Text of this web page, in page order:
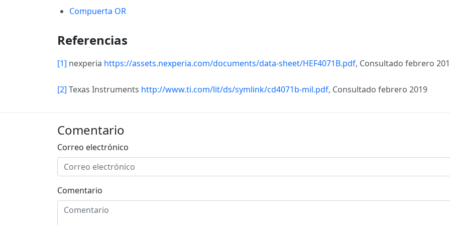
Compuerta OR
Referencias
[1] nexperia https://assets.nexperia.com/documents/data-sheet/HEF4071B.pdf, Consultado febrero
[2] Texas Instruments http://www.ti.com/lit/ds/symlink/cd4071b-mil.pdf, Consultado febrero 2019
Comentario
Correo electrónico
Comentario